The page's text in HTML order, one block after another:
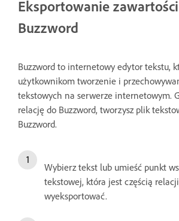
Eksportowanie
Buzzword
Buzzword to internetowy edytor tekstu,
użytkownikom tworzenie i
tekstowych na serwerze internetowym.
relację do Buzzword, tworzysz plik
Buzzword.
Wybierz tekst lub umieść punkt
tekstowej, która jest częścią
wyeksportować.